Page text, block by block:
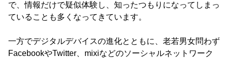
で、情報だけで疑似体験し、知ったつもりになってしまっ
ていることも多くなってきています。
一方でデジタルデバイスの進化とともに、老若男女問わず
FacebookやTwitter、mixiなどのソーシャルネットワーク